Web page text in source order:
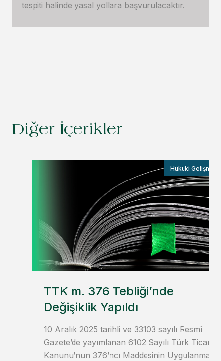
tespiti halinde yasal yollara başvurulacaktır.
Diğer İçerikler
Hukuki
TTK m. 376 Tebliği’nde
Değişiklik Yapıldı
10 Aralık 2025 tarihli ve 33103 sayılı Resmî
Gazete’de yayımlanan 6102 Sayılı Türk Ticaret
Kanunu’nun 376’ncı Maddesinin